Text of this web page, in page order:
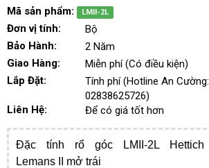
Mã sản phẩm:
LMII-2L
Đơn vị tính:
Bộ
Bảo Hành:
2 Năm
Giao Hàng:
Miễn phí (Có điều kiện)
Lắp Đặt:
Tính phí (Hotline An Cường:
02838625726)
Liên Hệ:
Để có giá tốt hơn
Đặc tính rổ góc LMII-2L Hettich
Lemans II mở trái